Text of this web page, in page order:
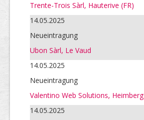
Trente-Trois Sàrl, Hauterive (FR)
14.05.2025
Neueintragung
Ubon Sàrl, Le Vaud
14.05.2025
Neueintragung
Valentino Web Solutions, Heimberg
14.05.2025